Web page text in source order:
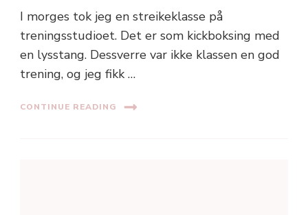
I morges tok jeg en streikeklasse på
treningsstudioet. Det er som kickboksing med
en lysstang. Dessverre var ikke klassen en god
trening, og jeg fikk …
CONTINUE READING